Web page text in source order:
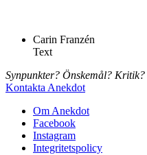
Carin Franzén
Text
Synpunkter? Önskemål? Kritik?
Kontakta Anekdot
Om Anekdot
Facebook
Instagram
Integritetspolicy